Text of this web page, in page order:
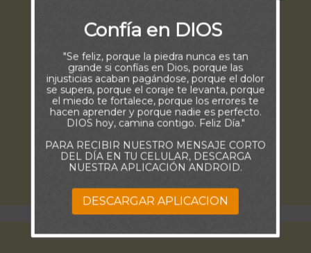
Confía en DIOS
"Se feliz, porque la piedra nunca es tan
grande si confías en Dios, porque las
injusticias acaban pagándose, porque el dolor
se supera, porque el coraje te levanta, porque
el miedo te fortalece, porque los errores te
hacen aprender y porque nadie es perfecto.
DIOS hoy, camina contigo. Feliz Día."
PARA RECIBIR NUESTRO MENSAJE CORTO
DEL DÍA EN TU CELULAR, DESCARGA
NUESTRA APLICACIÓN ANDROID.
DESCARGAR APLICACION